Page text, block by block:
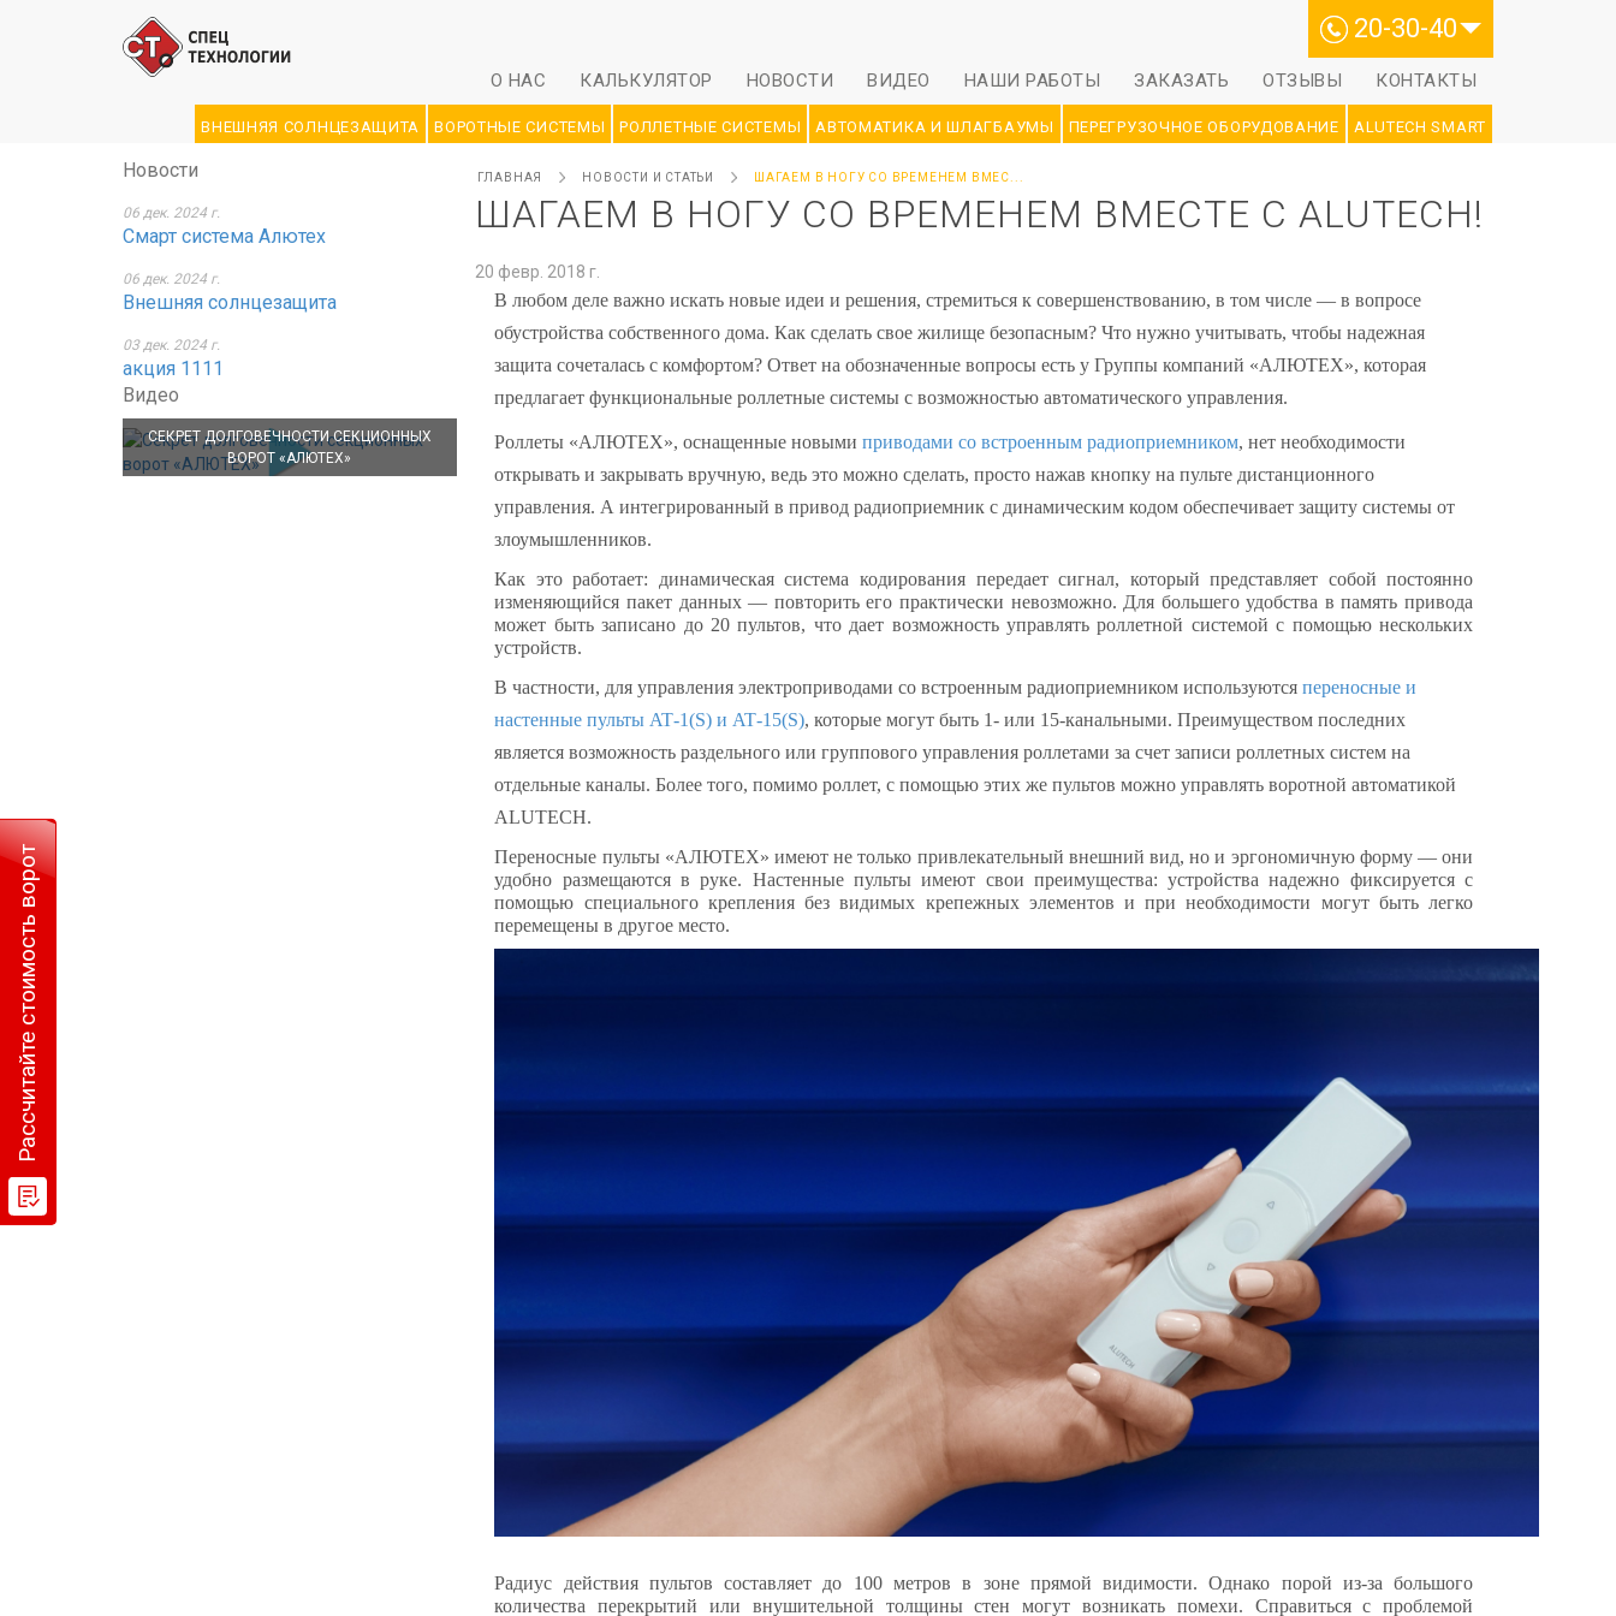
Рассчитайте стоимость ворот
20-30-40
О НАС КАЛЬКУЛЯТОР НОВОСТИ ВИДЕО НАШИ РАБОТЫ ЗАКАЗАТЬ ОТЗЫВЫ КОНТАКТЫ
ВНЕШНЯЯ СОЛНЦЕЗАЩИТА ВОРОТНЫЕ СИСТЕМЫ РОЛЛЕТНЫЕ СИСТЕМЫ АВТОМАТИКА И ШЛАГБАУМЫ ПЕРЕГРУЗОЧНОЕ ОБОРУДОВАНИЕ ALUTECH SMART
Новости
06 дек. 2024 г.
Смарт система Алютех
06 дек. 2024 г.
Внешняя солнцезащита
03 дек. 2024 г.
акция 1111
Видео
СЕКРЕТ ДОЛГОВЕЧНОСТИ СЕКЦИОННЫХ
ВОРОТ «АЛЮТЕХ»
ГЛАВНАЯ НОВОСТИ И СТАТЬИ ШАГАЕМ В НОГУ СО ВРЕМЕНЕМ ВМЕС...
ШАГАЕМ В НОГУ СО ВРЕМЕНЕМ ВМЕСТЕ С ALUTECH!
20 февр. 2018 г.
В любом деле важно искать новые идеи и решения, стремиться к совершенствованию, в том числе — в вопросе
обустройства собственного дома. Как сделать свое жилище безопасным? Что нужно учитывать, чтобы надежная
защита сочеталась с комфортом? Ответ на обозначенные вопросы есть у Группы компаний «АЛЮТЕХ», которая
предлагает функциональные роллетные системы с возможностью автоматического управления.
Роллеты «АЛЮТЕХ», оснащенные новымиприводами со встроенным радиоприемником, нет необходимости
открывать и закрывать вручную, ведь это можно сделать, просто нажав кнопку на пульте дистанционного
управления. А интегрированный в привод радиоприемник с динамическим кодом обеспечивает защиту системы от
злоумышленников.
Как это работает: динамическая система кодирования передает сигнал, который представляет собой постоянно
изменяющийся пакет данных — повторить его практически невозможно. Для большего удобства в память привода
может быть записано до 20 пультов, что дает возможность управлять роллетной системой с помощью нескольких
устройств.
В частности, для управления электроприводами со встроенным радиоприемникомиспользуютсяпереносные и
настенные пульты AT-1(S) и AT-15(S), которые могут быть 1- или 15-канальными. Преимуществом последних
является возможность раздельного или группового управления роллетами за счет записи роллетных систем на
отдельные каналы. Более того, помимо роллет, с помощью этих же пультов можно управлять воротной автоматикой
ALUTECH.
Переносные пульты «АЛЮТЕХ» имеют не только привлекательный внешний вид, но и эргономичную форму — они
удобно размещаются в руке. Настенные пульты имеют свои преимущества: устройства надежно фиксируется с
помощью специального крепления без видимых крепежных элементов и при необходимости могут быть легко
перемещены в другое место.
Радиус действия пультов составляет до 100 метров в зоне прямой видимости. Однако порой из-за большого
количестваперекрытий или внушительной толщины стен могут возникать помехи. Справиться с проблемой